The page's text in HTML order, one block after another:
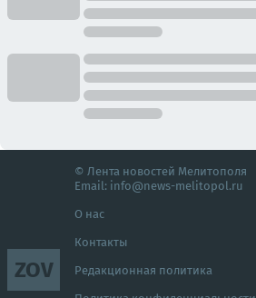
ZOV
© Лента новостей Мелитополя
Email: info@news-melitopol.ru
О нас
Контакты
Редакционная политика